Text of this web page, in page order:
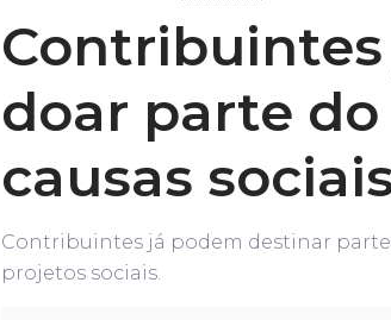
doar parte do
causas
Contribuintes já podem destinar
projetos sociais.